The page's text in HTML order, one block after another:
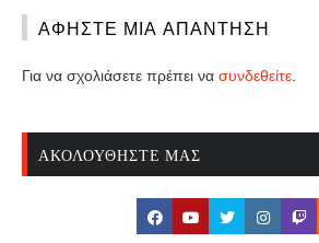
ΑΦΉΣΤΕ ΜΙΑ ΑΠΆΝΤΗΣΗ
Για να σχολιάσετε πρέπει να συνδεθείτε
ΑΚΟΛΟΥΘΉΣΤΕ ΜΑΣ